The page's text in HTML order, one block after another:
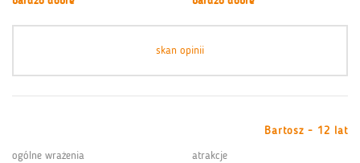
skan opinii
Bartosz - 12 lat
ogólne wrażenia
atrakcje